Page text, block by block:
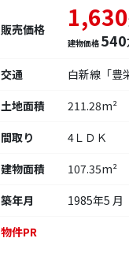
販売価格 1,630
建物価格 540
交通
白新線「豊
土地面積
211.28m²
間取り
4ＬＤＫ
建物面積
107.35m²
築年月
1985年5 月
物件PR